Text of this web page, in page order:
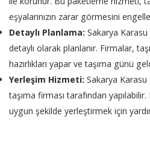
eşyalarınızın zarar görmesini
Detaylı Planlama: Sakarya
detaylı olarak planlanır. Firmalar,
hazırlıkları yapar ve taşıma günü
Yerleşim Hizmeti: Sakarya Karasu
taşıma firması tarafından yapılabilir.
uygun şekilde yerleştirmek için